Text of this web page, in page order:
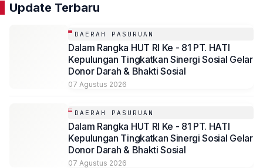
Update Terbaru
DAERAH PASURUAN
Dalam Rangka HUT RI Ke - 81 PT. HATI
Kepulungan Tingkatkan Sinergi Sosial Gelar
Donor Darah & Bhakti Sosial
07 Agustus 2026
DAERAH PASURUAN
Dalam Rangka HUT RI Ke - 81 PT. HATI
Kepulungan Tingkatkan Sinergi Sosial Gelar
Donor Darah & Bhakti Sosial
07 Agustus 2026